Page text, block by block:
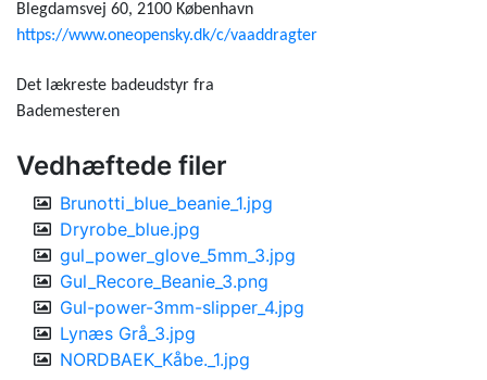
Blegdamsvej 60, 2100 København
https://www.oneopensky.dk/c/vaaddragter
Det lækreste badeudstyr fra
Bademesteren
Vedhæftede filer
Brunotti_blue_beanie_1.jpg
Dryrobe_blue.jpg
gul_power_glove_5mm_3.jpg
Gul_Recore_Beanie_3.png
Gul-power-3mm-slipper_4.jpg
Lynæs Grå_3.jpg
NORDBAEK_Kåbe._1.jpg